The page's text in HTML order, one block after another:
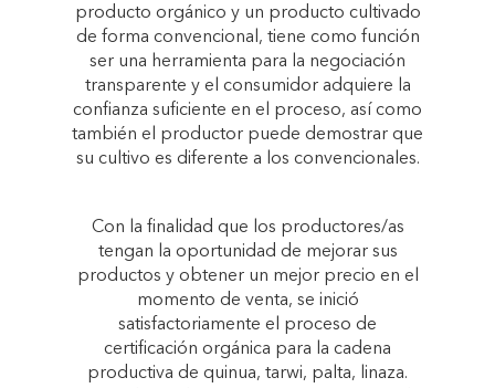
producto orgánico y un producto cultivado
de forma convencional, tiene como función
ser una herramienta para la negociación
transparente y el consumidor adquiere la
confianza suficiente en el proceso, así como
también el productor puede demostrar que
su cultivo es diferente a los convencionales.
Con la finalidad que los productores/as
tengan la oportunidad de mejorar sus
productos y obtener un mejor precio en el
momento de venta, se inició
satisfactoriamente el proceso de
certificación orgánica para la cadena
productiva de quinua, tarwi, palta, linaza.